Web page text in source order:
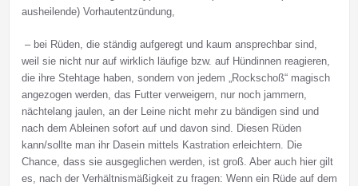
ausheilende) Vorhautentzündung,
– bei Rüden, die ständig aufgeregt und kaum ansprechbar sind,
weil sie nicht nur auf wirklich läufige bzw. auf Hündinnen reagieren,
die ihre Stehtage haben, sondern von jedem „Rockschoß“ magisch
angezogen werden, das Futter verweigern, nur noch jammern,
nächtelang jaulen, an der Leine nicht mehr zu bändigen sind und
nach dem Ableinen sofort auf und davon sind. Diesen Rüden
kann/sollte man ihr Dasein mittels Kastration erleichtern. Die
Chance, dass sie ausgeglichen werden, ist groß. Aber auch hier gilt
es, nach der Verhältnismäßigkeit zu fragen: Wenn ein Rüde auf dem